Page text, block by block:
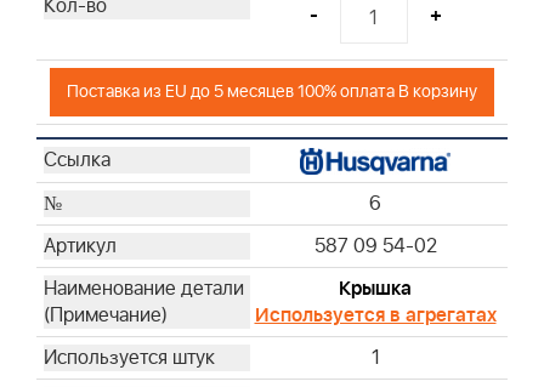
- +
Поставка из EU до 5 месяцев 100% оплата В корзину
6
587 09 54-02
Крышка
Используется в агрегатах
1